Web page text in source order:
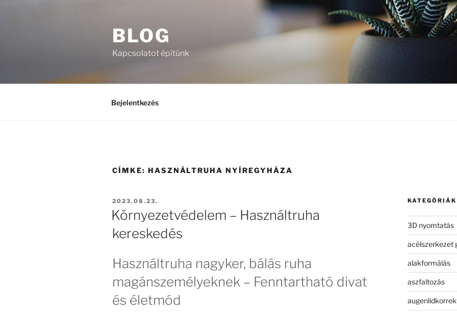
BLOG
Kapcsolatot építünk
Bejelentkezés
CÍMKE: HASZNÁLTRUHA NYÍREGYHÁZA
BEKÜLDVE:
2023.08.23.
Környezetvédelem – Használtruha
kereskedés
Használtruha nagyker, bálás ruha
magánszemélyeknek – Fenntartható divat
és életmód
KATEGÓRIÁK
3D nyomtatás
acélszerkezet
alakformálás
aszfaltozás